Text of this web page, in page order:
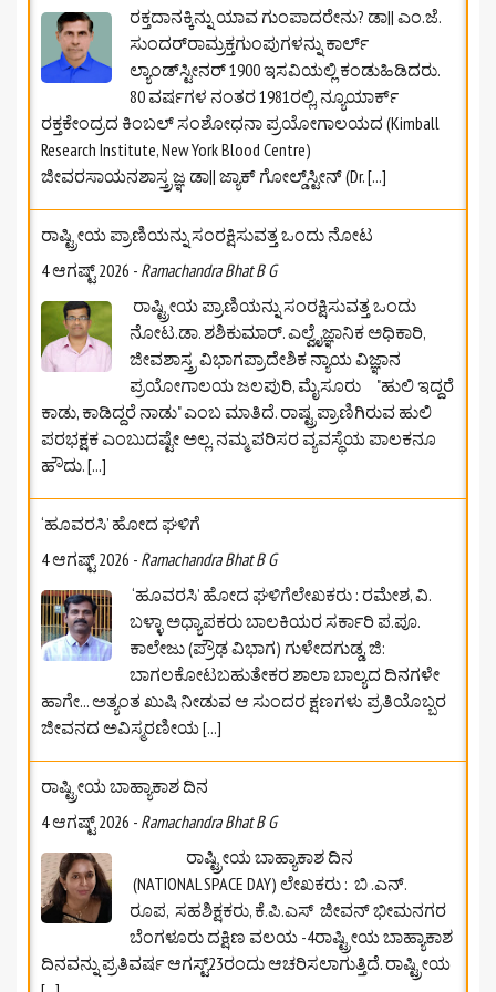
ರಕ್ತದಾನಕ್ಕಿನ್ನು ಯಾವ ಗುಂಪಾದರೇನು? ಡಾ|| ಎಂ.ಜೆ.
ಸುಂದರ್‌ರಾಮ್ರಕ್ತಗುಂಪುಗಳನ್ನು ಕಾರ್ಲ್
ಲ್ಯಾಂಡ್‌ಸ್ಟೀನರ್ 1900 ಇಸವಿಯಲ್ಲಿ ಕಂಡುಹಿಡಿದರು.
80 ವರ್ಷಗಳ ನಂತರ 1981ರಲ್ಲಿ, ನ್ಯೂಯಾರ್ಕ್
ರಕ್ತಕೇಂದ್ರದ ಕಿಂಬಲ್ ಸಂಶೋಧನಾ ಪ್ರಯೋಗಾಲಯದ (Kimball
Research Institute, New York Blood Centre)
ಜೀವರಸಾಯನಶಾಸ್ತ್ರಜ್ಞ ಡಾ|| ಜ್ಯಾಕ್ ಗೋಲ್ಡ್‌ಸ್ಟೀನ್ (Dr.[...]
ರಾಷ್ಟ್ರೀಯ ಪ್ರಾಣಿಯನ್ನು ಸಂರಕ್ಷಿಸುವತ್ತ ಒಂದು ನೋಟ
4 ಆಗಷ್ಟ್ 2026 - Ramachandra Bhat B G
ರಾಷ್ಟ್ರೀಯ ಪ್ರಾಣಿಯನ್ನು ಸಂರಕ್ಷಿಸುವತ್ತ ಒಂದು
ನೋಟ.ಡಾ. ಶಶಿಕುಮಾರ್. ಎಲ್ವೈಜ್ಞಾನಿಕ ಅಧಿಕಾರಿ,
ಜೀವಶಾಸ್ತ್ರ ವಿಭಾಗಪ್ರಾದೇಶಿಕ ನ್ಯಾಯ ವಿಜ್ಞಾನ
ಪ್ರಯೋಗಾಲಯ ಜಲಪುರಿ, ಮೈಸೂರು "ಹುಲಿ ಇದ್ದರೆ
ಕಾಡು, ಕಾಡಿದ್ದರೆ ನಾಡು" ಎಂಬ ಮಾತಿದೆ. ರಾಷ್ಟ್ರಪ್ರಾಣಿಗಿರುವ ಹುಲಿ
ಪರಭಕ್ಷಕ ಎಂಬುದಷ್ಟೇ ಅಲ್ಲ. ನಮ್ಮ ಪರಿಸರ ವ್ಯವಸ್ಥೆಯ ಪಾಲಕನೂ
ಹೌದು.[...]
‘ಹೂವರಸಿ’ ಹೋದ ಘಳಿಗೆ
4 ಆಗಷ್ಟ್ 2026 - Ramachandra Bhat B G
‘ಹೂವರಸಿ’ ಹೋದ ಘಳಿಗೆಲೇಖಕರು : ರಮೇಶ, ವಿ.
ಬಳ್ಳಾ ಅಧ್ಯಾಪಕರು ಬಾಲಕಿಯರ ಸರ್ಕಾರಿ ಪ.ಪೂ.
ಕಾಲೇಜು (ಪ್ರೌಢ ವಿಭಾಗ) ಗುಳೇದಗುಡ್ಡ, ಜಿ:
ಬಾಗಲಕೋಟ‌ಬಹುತೇಕರ ಶಾಲಾ ಬಾಲ್ಯದ ದಿನಗಳೇ
ಹಾಗೇ... ಅತ್ಯಂತ ಖುಷಿ ನೀಡುವ ಆ ಸುಂದರ ಕ್ಷಣಗಳು ಪ್ರತಿಯೊಬ್ಬರ
ಜೀವನದ ಅವಿಸ್ಮರಣೀಯ[...]
ರಾಷ್ಟ್ರೀಯ ಬಾಹ್ಯಾಕಾಶ ದಿನ
4 ಆಗಷ್ಟ್ 2026 - Ramachandra Bhat B G
ರಾಷ್ಟ್ರೀಯ ಬಾಹ್ಯಾಕಾಶ ದಿನ
(NATIONAL SPACE DAY) ಲೇಖಕರು : ಬಿ .ಎನ್.
ರೂಪ, ಸಹಶಿಕ್ಷಕರು, ಕೆ.ಪಿ.ಎಸ್‌ ಜೀವನ್‌ ಭೀಮನಗರ
ಬೆಂಗಳೂರು ದಕ್ಷಿಣ ವಲಯ -4ರಾಷ್ಟ್ರೀಯ ಬಾಹ್ಯಾಕಾಶ
ದಿನವನ್ನು ಪ್ರತಿವರ್ಷ ಆಗಸ್ಟ್23ರಂದು ಆಚರಿಸಲಾಗುತ್ತಿದೆ. ರಾಷ್ಟ್ರೀಯ